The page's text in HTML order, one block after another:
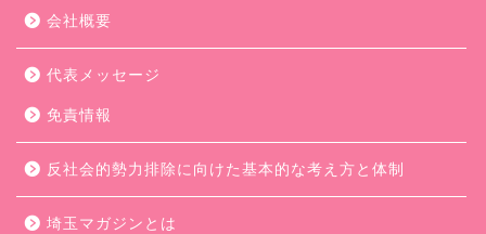
会社概要
代表メッセージ
免責情報
反社会的勢力排除に向けた基本的な考え方と体制
埼玉マガジンとは